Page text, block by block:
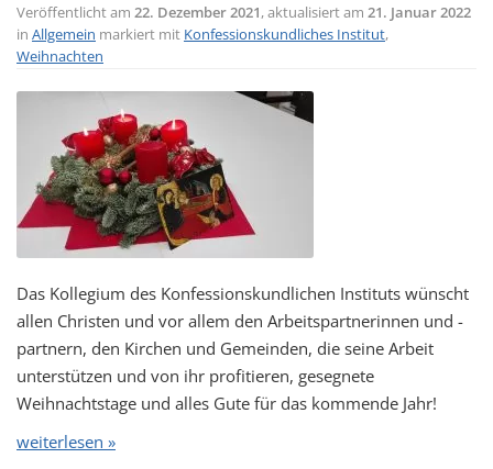
Veröffentlicht am 22. Dezember 2021, aktualisiert am 21. Januar 2022
in Allgemein markiert mit Konfessionskundliches Institut,
Weihnachten
Das Kollegium des Konfessionskundlichen Instituts wünscht
allen Christen und vor allem den Arbeitspartnerinnen und -
partnern, den Kirchen und Gemeinden, die seine Arbeit
unterstützen und von ihr profitieren, gesegnete
Weihnachtstage und alles Gute für das kommende Jahr!
weiterlesen »